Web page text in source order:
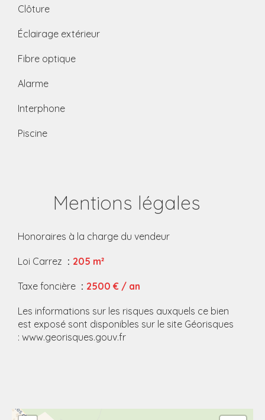
Clôture
Éclairage extérieur
Fibre optique
Alarme
Interphone
Piscine
Mentions légales
Honoraires à la charge du vendeur
Loi Carrez 205 m²
Taxe foncière 2500 € / an
Les informations sur les risques auxquels ce bien
est exposé sont disponibles sur le site Géorisques
: www.georisques.gouv.fr